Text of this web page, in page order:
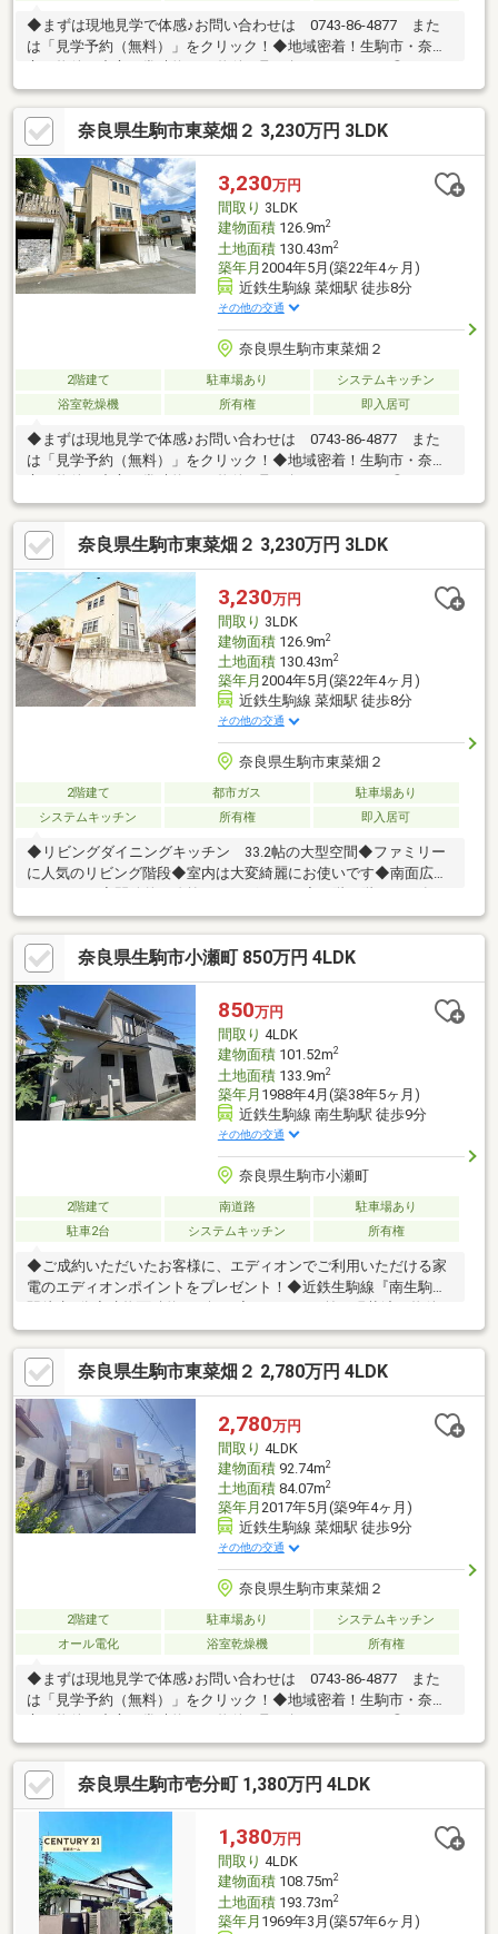
◆まずは現地見学で体感♪お問い合わせは 0743-86-4877 また
は「見学予約（無料）」をクリック！◆地域密着！生駒市・奈良
ーネット未公開物件も多数！生駒・奈良エリアでお探しの方は当
社へお問合せ下さい♪◆お住替えの方/売却検討の方必見！当社で
は1社完結でお住替えをサポート。売却～購入～引越までスムーズ
に☆ ◆住宅ローンのご相談もお任せ下さい！お勤め先や勤続年
数、ご年収等により、借り入れ可能な金融機関は異なります。専
任の住宅ローンアドバイザーがお客様に合った最適な金融機関を
ご紹介します！
奈良県生駒市東菜畑２ 3,230万円 3LDK
3,230万円
間取り 3LDK
建物面積126.9m2
土地面積130.43m2
築年月 2004年5月(築22年4ヶ月)
近鉄生駒線 菜畑駅 徒歩8分
その他の交通
奈良県生駒市東菜畑２
2階建て 駐車場あり
システムキッチン
浴室乾燥機
所有権 即入居可
◆まずは現地見学で体感♪お問い合わせは 0743-86-4877 また
は「見学予約（無料）」をクリック！◆地域密着！生駒市・奈良
ーネット未公開物件も多数！生駒・奈良エリアでお探しの方は当
社へお問合せ下さい♪◆お住替えの方/売却検討の方必見！当社で
は1社完結でお住替えをサポート。売却～購入～引越までスムーズ
に☆ ◆住宅ローンのご相談もお任せ下さい！お勤め先や勤続年
数、ご年収等により、借り入れ可能な金融機関は異なります。専
任の住宅ローンアドバイザーがお客様に合った最適な金融機関を
ご紹介します！
奈良県生駒市東菜畑２ 3,230万円 3LDK
3,230万円
間取り 3LDK
建物面積126.9m2
土地面積130.43m2
築年月 2004年5月(築22年4ヶ月)
近鉄生駒線 菜畑駅 徒歩8分
その他の交通
奈良県生駒市東菜畑２
2階建て 都市ガス
駐車場あり
システムキッチン
所有権 即入居可
◆リビングダイニングキッチン 33.2帖の大型空間◆ファミリー
に人気のリビング階段◆室内は大変綺麗にお使いです◆南面広々
◆2026年1月クロス前面張替
奈良県生駒市小瀬町 850万円 4LDK
850万円
間取り 4LDK
建物面積101.52m2
土地面積133.9m2
築年月 1988年4月(築38年5ヶ月)
近鉄生駒線 南生駒駅 徒歩9分
その他の交通
奈良県生駒市小瀬町
2階建て 南道路
駐車場あり
駐車2台
システムキッチン 所有権
◆ご成約いただいたお客様に、エディオンでご利用いただける家
電のエディオンポイントをプレゼント！◆近鉄生駒線『南生駒』
為、自由にリフォームでき、理想の住まいを実現できます♪◆木
造２階建・４ＬＤＫの間取り！◆駐車スペース２台分有！(ハイル
ーフ車可、車種による）◆令和２年１２月外壁塗装塗り替え済！
◆２階建て南向きの為、陽当たり・通風・眺望良好♪◆ＬＤＫは
約１９帖とゆとりがございます！◆キッチンに勝手口がございま
す！◆各階トイレ有(１・２階）◆各居室に収納有！◆買い物施設
など徒歩圏内に有♪※再建築不可
奈良県生駒市東菜畑２ 2,780万円 4LDK
2,780万円
間取り 4LDK
建物面積92.74m2
土地面積84.07m2
築年月 2017年5月(築9年4ヶ月)
近鉄生駒線 菜畑駅 徒歩9分
その他の交通
奈良県生駒市東菜畑２
2階建て 駐車場あり
システムキッチン
オール電化
浴室乾燥機 所有権
◆まずは現地見学で体感♪お問い合わせは 0743-86-4877 また
は「見学予約（無料）」をクリック！◆地域密着！生駒市・奈良
ーネット未公開物件も多数！生駒・奈良エリアでお探しの方は当
社へお問合せ下さい♪◆お住替えの方/売却検討の方必見！当社で
は1社完結でお住替えをサポート。売却～購入～引越までスムーズ
に☆ ◆住宅ローンのご相談もお任せ下さい！お勤め先や勤続年
数、ご年収等により、借り入れ可能な金融機関は異なります。専
任の住宅ローンアドバイザーがお客様に合った最適な金融機関を
ご紹介します！
奈良県生駒市壱分町 1,380万円 4LDK
1,380万円
間取り 4LDK
建物面積108.75m2
土地面積193.73m2
築年月 1969年3月(築57年6ヶ月)